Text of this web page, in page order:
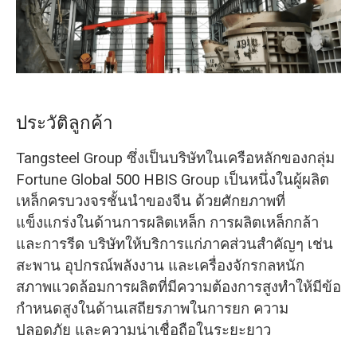
ประวัติลูกค้า
Tangsteel Group ซึ่งเป็นบริษัทในเครือหลักของกลุ่ม
Fortune Global 500 HBIS Group เป็นหนึ่งในผู้ผลิต
เหล็กครบวงจรชั้นนำของจีน ด้วยศักยภาพที่
แข็งแกร่งในด้านการผลิตเหล็ก การผลิตเหล็กกล้า
และการรีด บริษัทให้บริการแก่ภาคส่วนสำคัญๆ เช่น
สะพาน อุปกรณ์พลังงาน และเครื่องจักรกลหนัก
สภาพแวดล้อมการผลิตที่มีความต้องการสูงทำให้มีข้อ
กำหนดสูงในด้านเสถียรภาพในการยก ความ
ปลอดภัย และความน่าเชื่อถือในระยะยาว